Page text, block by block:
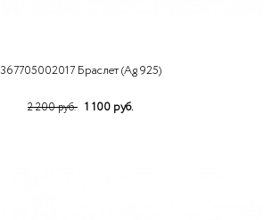
367705002017 Браслет (Ag 925)
2 200 руб. 1 100 руб.